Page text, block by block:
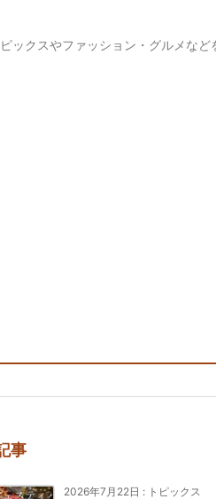
ックスやファッション・グルメなど
事
2026年7月22日 : トピックス